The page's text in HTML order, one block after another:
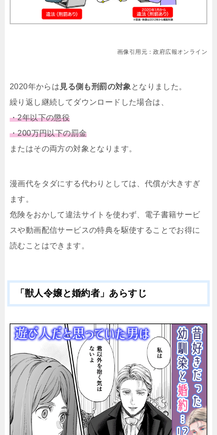
画像引用元：政府広報オンライン
2020年からは 見る側も刑罰の対象 となりました。
繰り返し継続してダウンロードした場合は、
・2年以下の懲役
・200万円以下の罰金
またはその両方の対象となります。
漫画代をタダにする代わりとしては、代償が大きすぎ
ます。
危険をおかして違法サイトを使わず、電子書籍サービ
スや動画配信サービスの特典を駆使することでお得に
読むことはできます。
「獣人令嬢と婚約者」あらすじ